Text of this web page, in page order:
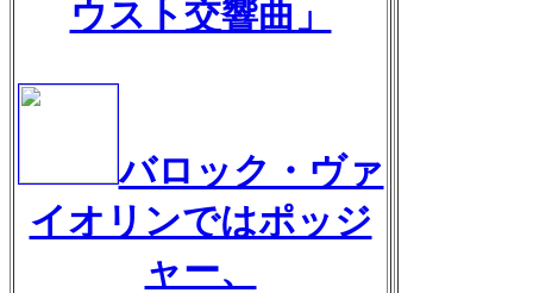
ウスト交響曲」
バロック・ヴァ
イオリンではポッジ
ャー、